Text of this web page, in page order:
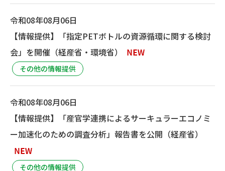
令和08年08月06日
【情報提供】「指定PETボトルの資源循環に関する検討
会」を開催（経産省・環境省）
その他の情報提供
令和08年08月06日
【情報提供】「産官学連携によるサーキュラーエコノミ
ー加速化のための調査分析」報告書を公開（経産省）
その他の情報提供